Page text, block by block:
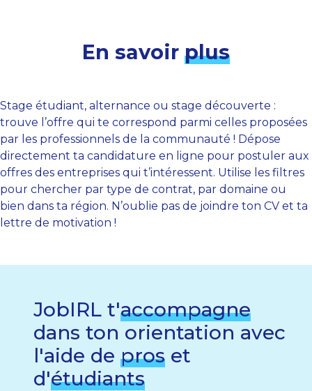
En savoir plus
Stage étudiant, alternance ou stage découverte :
trouve l’offre qui te correspond parmi celles proposées
par les professionnels de la communauté ! Dépose
directement ta candidature en ligne pour postuler aux
offres des entreprises qui t’intéressent. Utilise les filtres
pour chercher par type de contrat, par domaine ou
bien dans ta région. N’oublie pas de joindre ton CV et ta
lettre de motivation !
JobIRL t'accompagne
dans ton orientation avec
l'aide de pros et
d'étudiants